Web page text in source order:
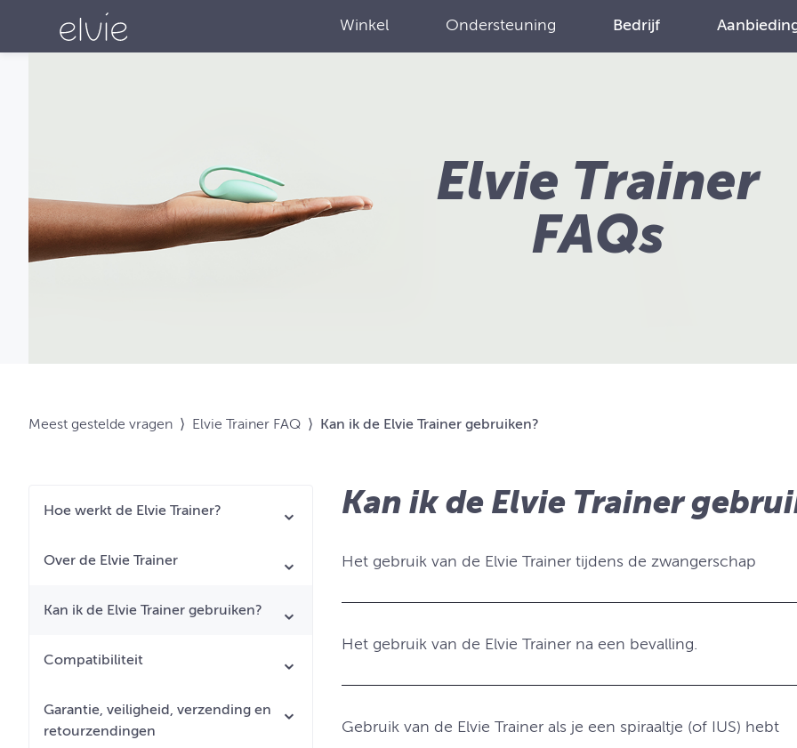
Winkel Ondersteuning Bedrijf
Elvie Trainer
FAQs
Meest gestelde vragen ⟩ Elvie Trainer FAQ ⟩ Kan ik de Elvie Trainer gebruiken?
Hoe werkt de Elvie Trainer?
Over de Elvie Trainer
Kan ik de Elvie Trainer gebruiken?
Compatibiliteit
Garantie, veiligheid, verzending en
retourzendingen
Kan ik de Elvie Trainer
Het gebruik van de Elvie Trainer tijdens de zwangerschap
Het gebruik van de Elvie Trainer na een bevalling.
Gebruik van de Elvie Trainer als je een spiraaltje (of IUS) hebt